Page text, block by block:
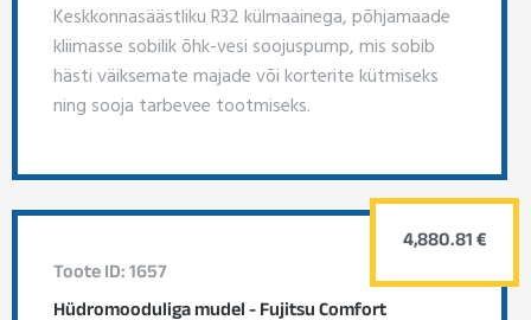
Keskkonnasäästliku R32 külmaainega, põhjamaade
kliimasse sobilik õhk-vesi soojuspump, mis sobib
hästi väiksemate majade või korterite kütmiseks
ning sooja tarbevee tootmiseks.
Toote ID: 1657
Hüdromooduliga mudel - Fujitsu Comfort
4,880.81 €